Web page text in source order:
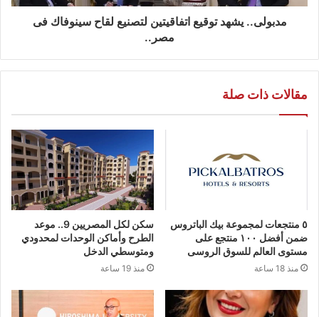
مدبولى.. يشهد توقيع اتفاقيتين لتصنيع لقاح سينوفاك فى
مصر..
مقالات ذات صلة
٥ منتجعات لمجموعة بيك الباتروس
ضمن أفضل ١٠٠ منتجع على
مستوى العالم للسوق الروسى
منذ 18 ساعة
سكن لكل المصريين 9.. موعد
الطرح وأماكن الوحدات لمحدودي
ومتوسطي الدخل
منذ 19 ساعة